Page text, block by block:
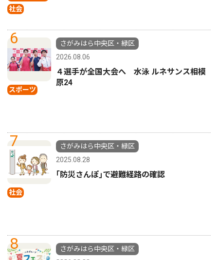
社会
6
スポーツ
さがみはら中央区・緑区
2026.08.06
４選手が全国大会へ 水泳 ルネサンス相模
原24
7
社会
さがみはら中央区・緑区
2025.08.28
｢防災さんぽ｣で避難経路の確認
8
さがみはら中央区・緑区